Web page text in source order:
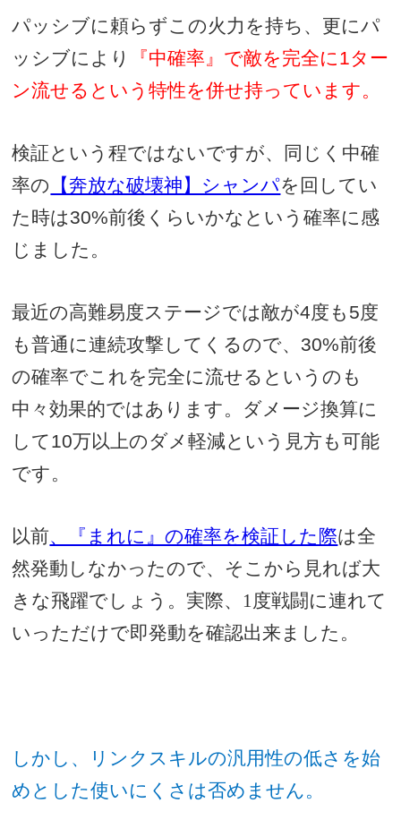
パッシブに頼らずこの火力を持ち、更にパ
ッシブにより
『中確率』で敵を完全に1ター
ン流せるという特性を併せ持っています。
検証という程ではないですが、同じく中確
率の
【奔放な破壊神】シャンパを回してい
た時は30%前後くらいかなという確率に感
じました。
最近の高難易度ステージでは敵が4度も 5度
も普通に連続攻撃してくるので、 30%前後
の確率でこれを完全に流せるというのも
中々効果的ではあります。ダメージ換算に
して10万以上のダメ軽減という見方も可能
です。
以前、『まれに』の確率を検証した際は全
然発動しなかったので、そこから見れば大
きな飛躍でしょう。実際、1度戦闘に連れて
いっただけで即発動を確認出来ました。
しかし、リンクスキルの汎用性の低さを始
めとした使いにくさは否めません。